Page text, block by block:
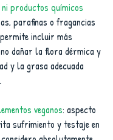
productos químicos
parafinas o fragancias
incluir más
dañar la flora dérmica y
y la grasa adecuada
veganos: aspecto
sufrimiento y testaje en